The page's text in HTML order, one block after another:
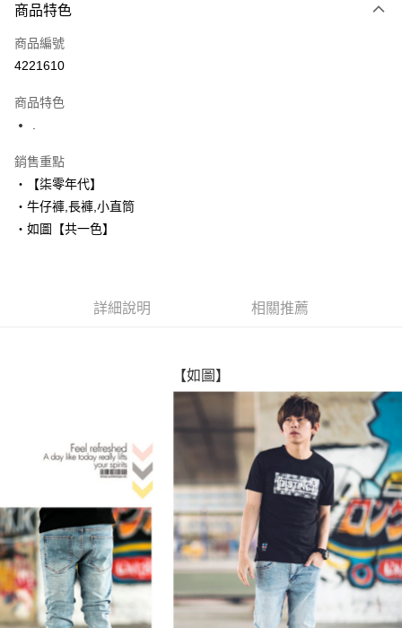
信用卡一次付款
超商取貨付款
街口支付
悠遊付
Google Pay
AFTEE先享後付是「在收到商品之後才付款」的支付方式。 讓您購物簡單
３．安心：先確認商品／服務後，再付款。
１．於結帳方式選擇「AFTEE先享後付」後，將跳轉至「AFTEE先享後付」
結帳頁面，進行簡訊認證並確認金額後，即可完成結帳。
２．訂單成立數日內，您將收到繳費通知簡訊。
３．收到繳費通知簡訊後14天內，點擊此簡訊中的連結，可透過四大超商／
ATM／網路銀行／等多元方式進行付款，方視為交易完成。
※ 請注意：結帳手續完成當下不需立刻繳費，但若您需要取消訂單，請聯絡
購買商品的店家。未經商家同意取消之訂單仍視為有效，需透過AFTEE先享
後付繳納相關費用。
※ 交易是否成功請以「AFTEE先享後付 」之結帳頁面顯示為準，若有關於
是否繳費成功／繳費後需取消欲退款等相關疑問，請聯繫「AFTEE先享後付
客戶支援中心」 https://netprotections.freshdesk.com/support/home
【注意事項】
先付款後全家取貨
每筆NT$80，滿NT$1,800(含以上)免運費
每筆NT$80，滿NT$1,800(含以上)免運費
先付款後7-11取貨
每筆NT$80，滿NT$1,800(含以上)免運費
宅配
商品特色
商品編號
4221610
商品特色
銷售重點
‧【柒零年代】
‧牛仔褲,長褲,小直筒
‧如圖【共一色】
詳細說明 相關推薦
【如圖】